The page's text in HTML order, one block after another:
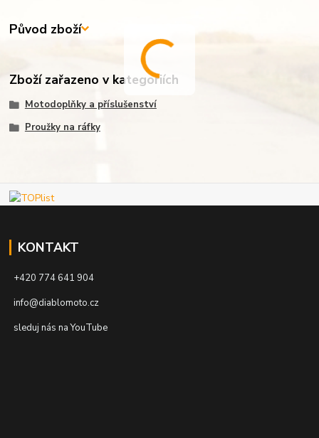
Původ zboží
Zboží zařazeno v kategoriích
Motodoplňky a příslušenství
Proužky na ráfky
KONTAKT
+420 774 641 904
info@diablomoto.cz
sleduj nás na YouTube